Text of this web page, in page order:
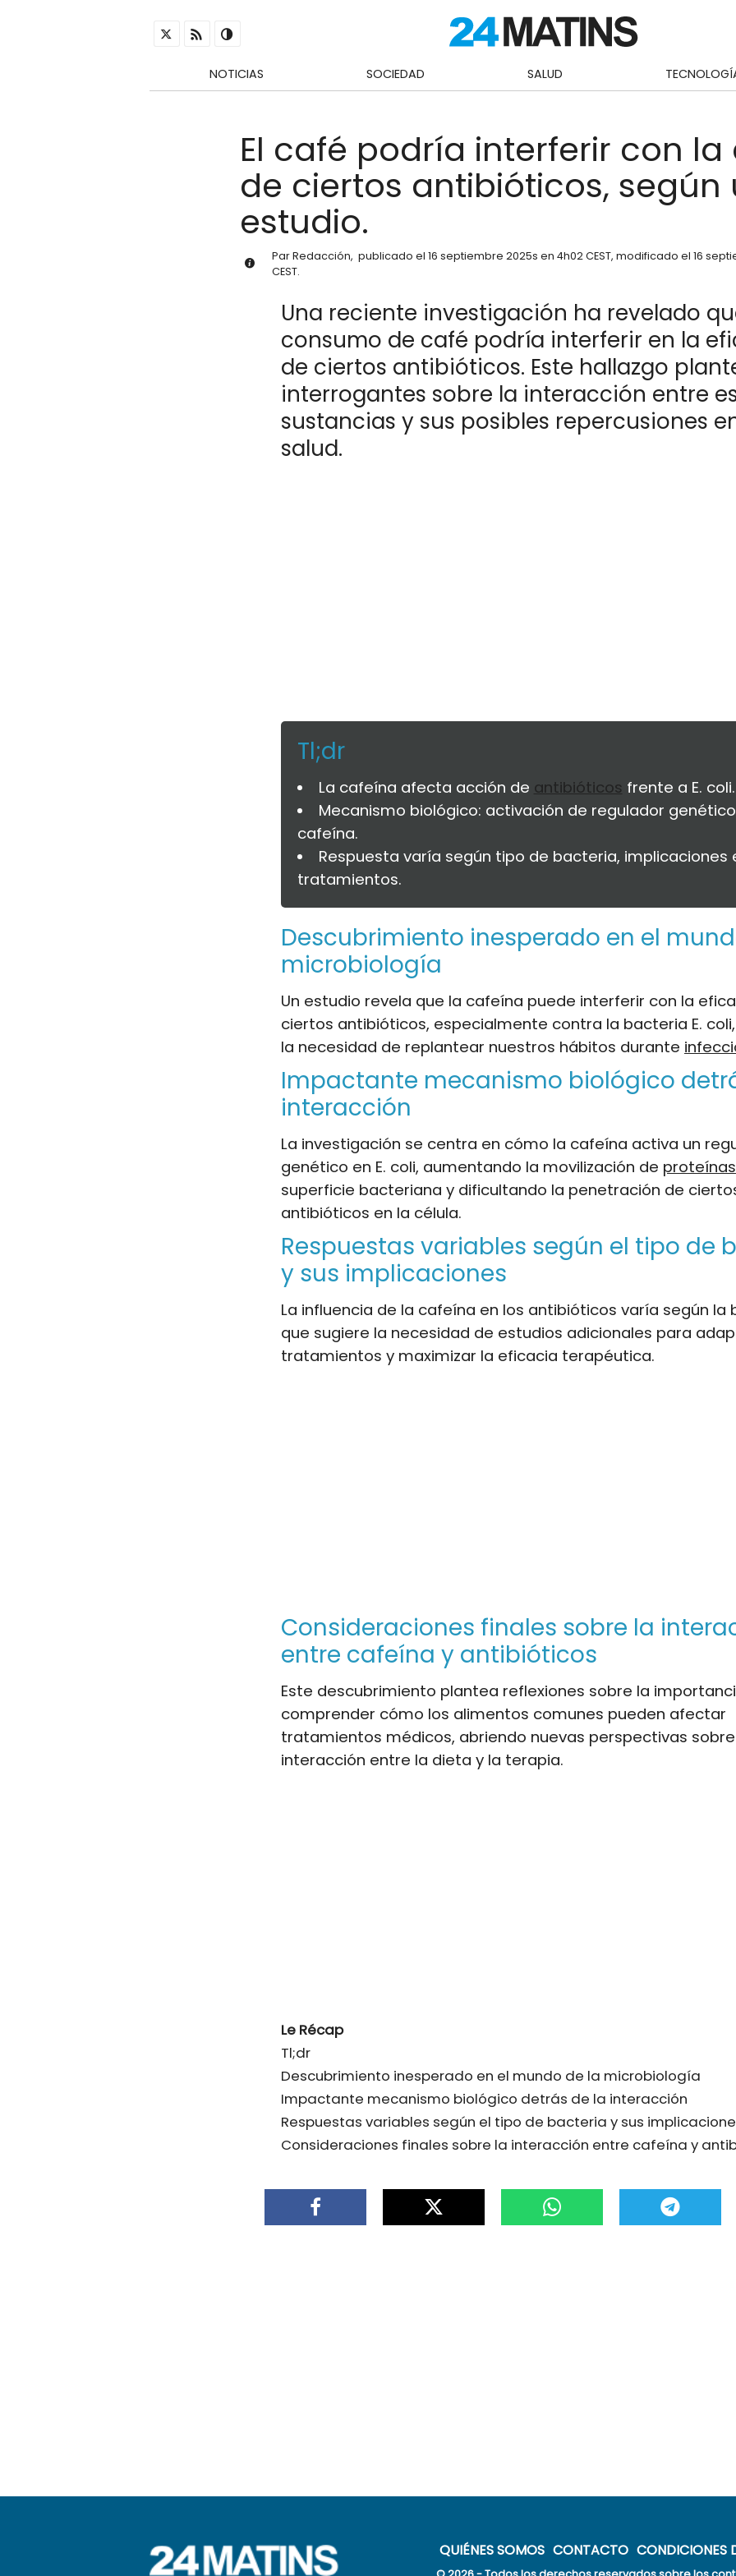
NOTICIAS SOCIEDAD SALUD
El café podría interferir con
de ciertos antibióticos, según
estudio.
ParRedacción, publicado el 16 septiembre 2025s en 4h02 CEST, modificado el 16
CEST.
Una reciente investigación ha revelado
consumo de café podría interferir en la
de ciertos antibióticos. Este hallazgo
interrogantes sobre la interacción entre
sustancias y sus posibles repercusiones
salud.
Tl;dr
La cafeína afecta acción de antibióticos frente a E. coli.
Mecanismo biológico: activación de regulador
cafeína.
Respuesta varía según tipo de bacteria, implicaciones
tratamientos.
Descubrimiento inesperado en el
microbiología
Un estudio revela que la cafeína puede interferir con la
ciertos antibióticos, especialmente contra la bacteria E.
la necesidad de replantear nuestros hábitos durante
Impactante mecanismo biológico
interacción
La investigación se centra en cómo la cafeína activa un
genético en E. coli, aumentando la movilización de proteínas
superficie bacteriana y dificultando la penetración de
antibióticos en la célula.
Respuestas variables según el tipo de
y sus implicaciones
La influencia de la cafeína en los antibióticos varía según la
que sugiere la necesidad de estudios adicionales para
tratamientos y maximizar la eficacia terapéutica.
Consideraciones finales sobre la
entre cafeína y antibióticos
Este descubrimiento plantea reflexiones sobre la
comprender cómo los alimentos comunes pueden afectar
tratamientos médicos, abriendo nuevas perspectivas
interacción entre la dieta y la terapia.
Le Récap
Tl;dr
Descubrimiento inesperado en el mundo de la microbiología
Impactante mecanismo biológico detrás de la interacción
Respuestas variables según el tipo de bacteria y sus
Consideraciones finales sobre la interacción entre cafeína y
QUIÉNES SOMOS CONTACTO CONDICIONES